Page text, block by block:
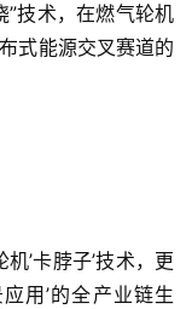
”技术，在燃气轮机
式能源交叉赛道的
’卡脖子’技术，更
用’的全产业链生